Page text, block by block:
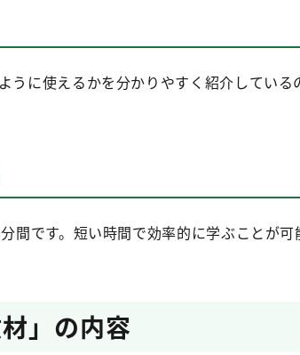
うに使えるかを分かりやすく紹介してい
間です。短い時間で効率的に学ぶことが可
」の内容